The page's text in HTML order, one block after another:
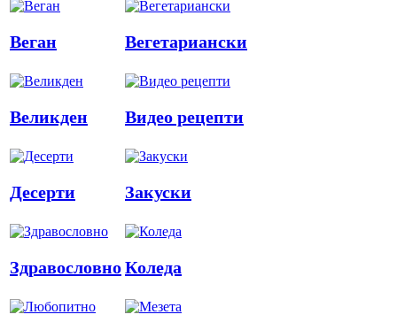
Веган Вегетариански
Великден Видео рецепти
Десерти Закуски
ЗдравословноКоледа